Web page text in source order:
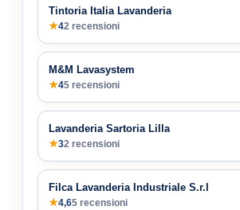
Tintoria Italia Lavanderia
★42 recensioni
M&M Lavasystem
★45 recensioni
Lavanderia Sartoria Lilla
★32 recensioni
Filca Lavanderia Industriale S.r.l
★4,65 recensioni